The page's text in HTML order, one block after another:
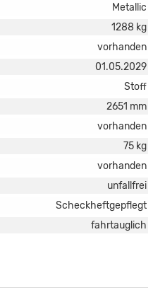
Metallic
1288 kg
vorhanden
01.05.2029
Stoff
2651 mm
vorhanden
75 kg
vorhanden
unfallfrei
Scheckheftgepflegt
fahrtauglich